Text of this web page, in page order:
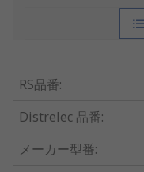
RS品番:
Distrelec 品番:
メーカー型番: